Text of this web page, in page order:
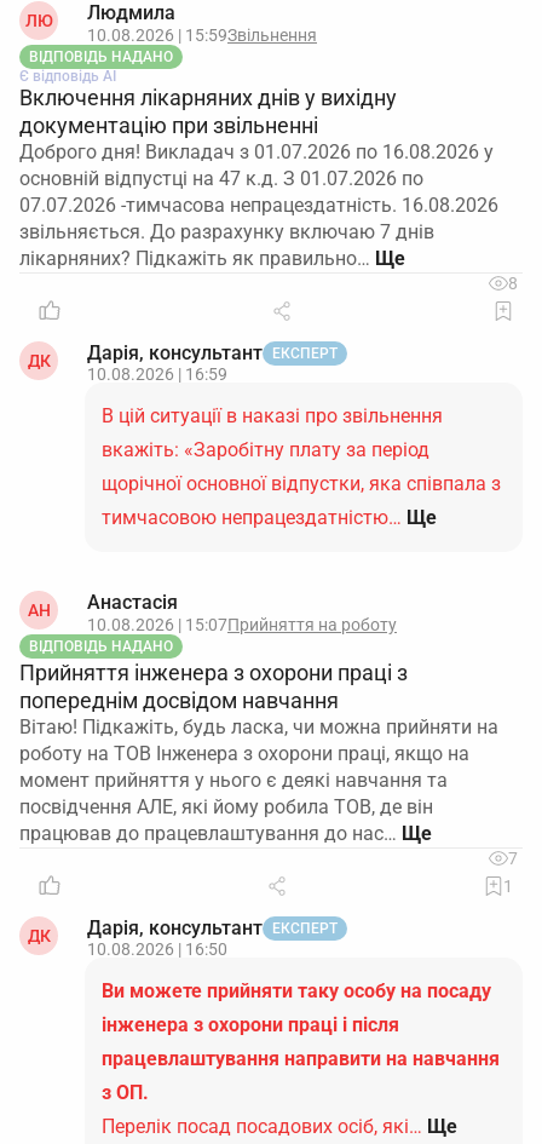
ЛЮ Людмила
10.08.2026 | 15:59Звільнення
ВІДПОВІДЬ НАДАНО
Є відповідь АІ
Включення лікарняних днів у вихідну
документацію при звільненні
Доброго дня! Викладач з 01.07.2026 по 16.08.2026 у
основній відпустці на 47 к.д. З 01.07.2026 по
07.07.2026 -тимчасова непрацездатність. 16.08.2026
звільняється. До разрахунку включаю 7 днів
лікарняних? Підкажіть як правильно…
8
ДК Дарія, консультант ЕКСПЕРТ
10.08.2026 | 16:59
В цій ситуації в наказі про звільнення
вкажіть: «Заробітну плату за період
щорічної основної відпустки, яка співпала з
тимчасовою непрацездатністю… Ще
АН Анастасія
10.08.2026 | 15:07Прийняття на роботу
ВІДПОВІДЬ НАДАНО
Прийняття інженера з охорони праці з
попереднім досвідом навчання
Вітаю! Підкажіть, будь ласка, чи можна прийняти на
роботу на ТОВ Інженера з охорони праці, якщо на
момент прийняття у нього є деякі навчання та
посвідчення АЛЕ, які йому робила ТОВ, де він
працював до працевлаштування до нас…
7
1
ДК Дарія, консультант ЕКСПЕРТ
10.08.2026 | 16:50
Ви можете прийняти таку особу на посаду
інженера з охорони праці і після
працевлаштування направити на навчання
з ОП.
Перелік посад посадових осіб, які… Ще